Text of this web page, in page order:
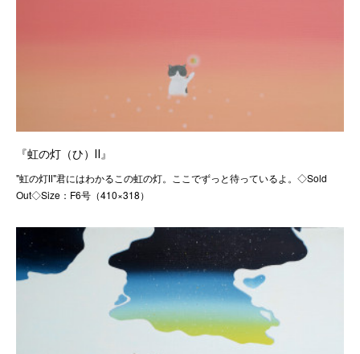
『虹の灯（ひ）Ⅱ』
"虹の灯Ⅱ"君にはわかるこの虹の灯。ここでずっと待っているよ。◇Sold
Out◇Size：F6号（410×318）